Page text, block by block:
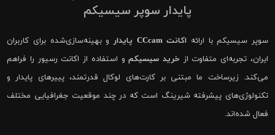
پایدار سوپر سیسیکم
سوپر سیسیکم با ارائه اکانت CCcam پایدار
و بهینه‌سازی‌شده برای کاربران
ایران، تجربه‌ای متفاوت از خرید سیسیکمو استفاده از اکانت رسیور را فراهم
می‌کند. زیرساخت ما مبتنی بر کارت‌های لوکال قدرتمند، پییرهای پایدار و
تکنولوژی‌های پیشرفته شیرینگ است که در چند موقعیت جغرافیایی مختلف
فعال شده‌اند.